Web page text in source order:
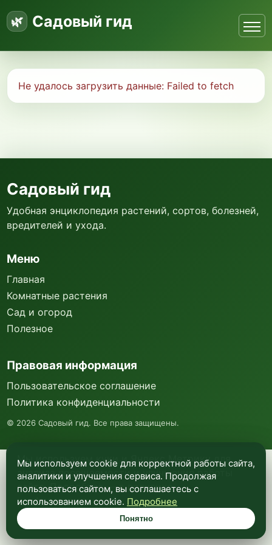
Садовый гид
Не удалось загрузить данные: Failed to fetch
Мы используем куки и Яндекс Метрику для
анализа посещаемости и улучшения работы
сайта. Подробнее —в политике
конфиденциальности.
Понятно
Садовый гид
Удобная энциклопедия растений, сортов, болезней,
вредителей и ухода.
Меню
Главная
Комнатные растения
Сад и огород
Полезное
Правовая информация
Пользовательское соглашение
Политика конфиденциальности
© 2026 Садовый гид. Все права защищены.
Мы используем cookie для корректной работы сайта,
аналитики и улучшения сервиса. Продолжая
пользоваться сайтом, вы соглашаетесь с
использованием cookie. Подробнее
Понятно